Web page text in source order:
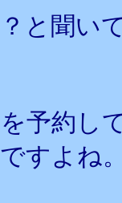
と聞い
予約
すよね